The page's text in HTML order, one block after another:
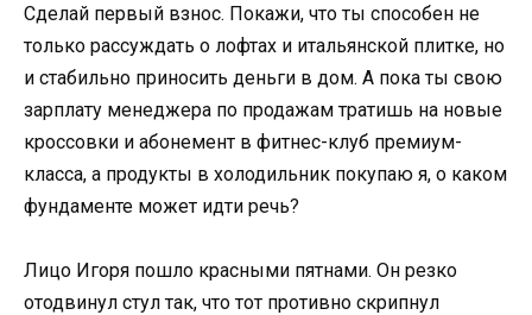
Сделай первый взнос. Покажи, что ты способен не
только рассуждать о лофтах и итальянской плитке, но
и стабильно приносить деньги в дом. А пока ты свою
зарплату менеджера по продажам тратишь на новые
кроссовки и абонемент в фитнес-клуб премиум-
класса, а продукты в холодильник покупаю я, о каком
фундаменте может идти речь?
Лицо Игоря пошло красными пятнами. Он резко
отодвинул стул так, что тот противно скрипнул